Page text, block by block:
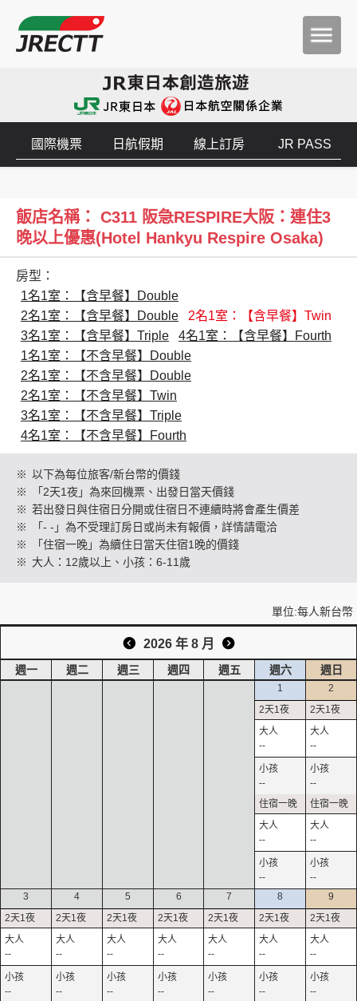
創造旅遊
國際機票 日航假期 線上訂房 JR PASS
飯店名稱： C311 阪急RESPIRE大阪：連住3
晚以上優惠(Hotel Hankyu Respire Osaka)
房型：
1名1室：【含早餐】Double
2名1室：【含早餐】Double
2名1室：【含早餐】Twin
3名1室：【含早餐】Triple
4名1室：【含早餐】Fourth
1名1室：【不含早餐】Double
2名1室：【不含早餐】Double
2名1室：【不含早餐】Twin
3名1室：【不含早餐】Triple
4名1室：【不含早餐】Fourth
※ 以下為每位旅客/新台幣的價錢
※
「2天1夜」為來回機票、出發日當天價錢
※ 若出發日與住宿日分開或住宿日不連續時將會產生價差
※
「- -」為不受理訂房日或尚未有報價，詳情請電洽
※
「住宿一晚」為續住日當天住宿1晚的價錢
※ 大人：12歲以上、小孩：6-11歲
單位:每人新台幣
2026 年 8 月
週一 週二 週三 週四 週五 週六 週日
1
--
--
--
--
2
--
--
--
--
3
--
--
4
--
--
5
--
--
6
--
--
7
--
--
8
--
--
9
--
--